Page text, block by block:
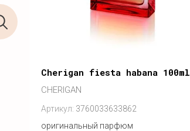
Cherigan fiesta habana 100ml
CHERIGAN
Артикул: 3760033633862
оригинальный парфюм